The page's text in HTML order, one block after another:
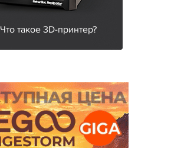
Что такое 3D-принтер?